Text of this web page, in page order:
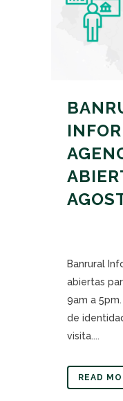
Banrural
abiertas
9am a
de
visita....
READ